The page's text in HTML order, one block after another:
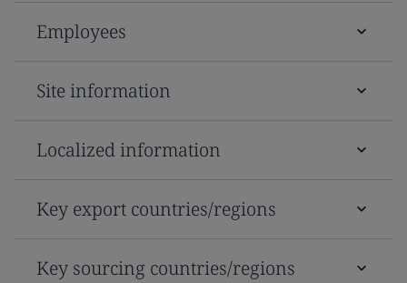
Employees
Site information
Localized information
Key export countries/regions
Key sourcing countries/regions